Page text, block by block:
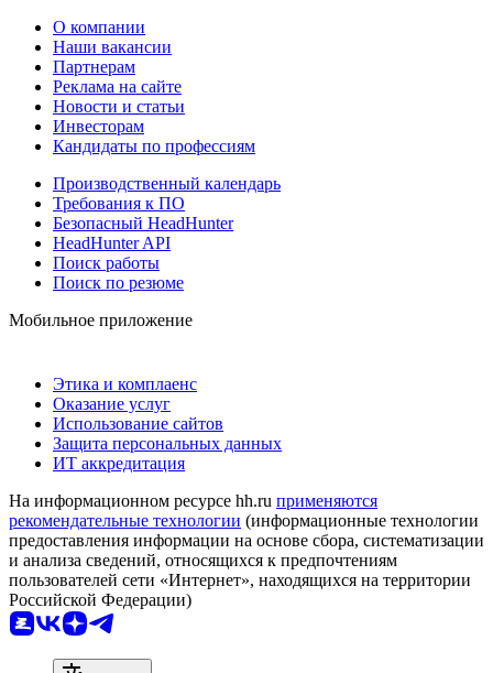
О компании
Наши вакансии
Партнерам
Реклама на сайте
Новости и статьи
Инвесторам
Кандидаты по профессиям
Производственный календарь
Требования к ПО
Безопасный HeadHunter
HeadHunter API
Поиск работы
Поиск по резюме
Мобильное приложение
Этика и комплаенс
Оказание услуг
Использование сайтов
Защита персональных данных
ИТ аккредитация
На информационном ресурсе hh.ru применяются
рекомендательные технологии (информационные технологии
предоставления информации на основе сбора, систематизации
и анализа сведений, относящихся к предпочтениям
пользователей сети «Интернет», находящихся на территории
Российской Федерации)